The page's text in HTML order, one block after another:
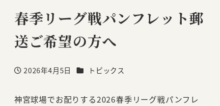
春季リーグ戦パンフレット郵
送ご希望の方へ
投稿日
2026年4月5日 カテゴリー
トピックス
神宮球場でお配りする2026春季リーグ戦パンフレ